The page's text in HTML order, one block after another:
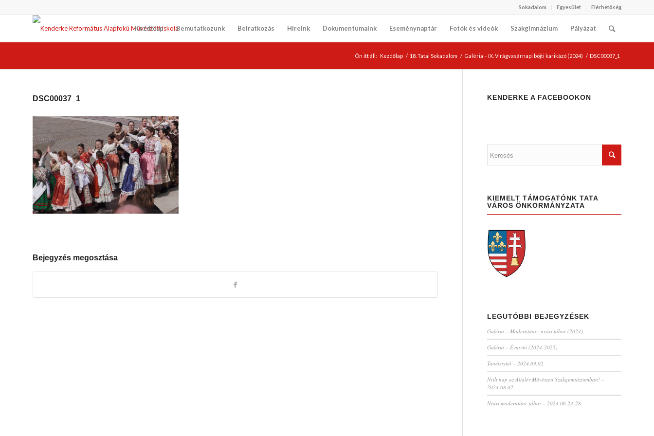
Sokadalom Egyesület Elérhetőség
Kezdőlap Bemutatkozunk Beiratkozás Híreink Dokumentumaink Eseménynaptár Fotók és videók Szakgimnázium Pályázat
Ön itt áll: Kezdőlap / 18. Tatai Sokadalom / Galéria – IX. Virágvasárnapi böjti karikázó (2024) / DSC00037_1
DSC00037_1
Bejegyzés megosztása
KENDERKE A FACEBOOKON
KIEMELT TÁMOGATÓNK TATA
VÁROS ÖNKORMÁNYZATA
LEGUTÓBBI BEJEGYZÉSEK
Galéria – Moderntánc: nyári tábor (2024)
Galéria – Évnyitó (2024-2025)
Tanévnyitó – 2024.09.02.
Nyílt nap az Általér Művészeti Szakgimnáziumban! –
2024.08.02.
Nyári moderntánc tábor – 2024.06.24-28.